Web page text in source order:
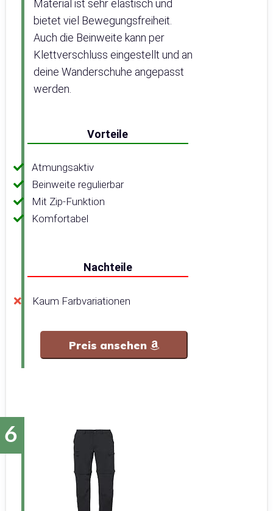
Material ist sehr elastisch und
bietet viel Bewegungsfreiheit.
Auch die Beinweite kann per
Klettverschluss eingestellt und an
deine Wanderschuhe angepasst
werden.
Vorteile
Atmungsaktiv
Beinweite regulierbar
Mit Zip-Funktion
Komfortabel
Nachteile
Kaum Farbvariationen
Preis ansehen